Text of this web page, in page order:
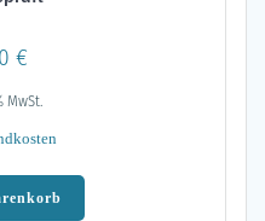
€
MwSt.